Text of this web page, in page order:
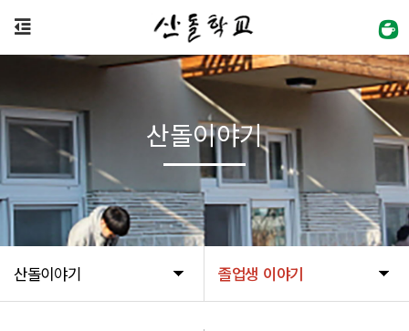
산돌이야기 졸업생 이야기
산돌이야기